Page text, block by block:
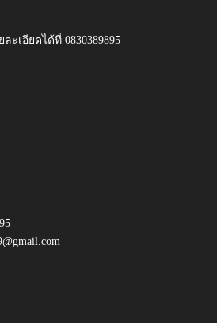
ะเอียดได้ที่ 0830389895